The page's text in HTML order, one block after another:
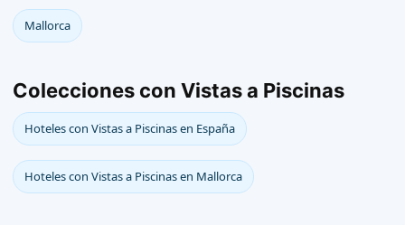
Mallorca
Colecciones con Vistas a Piscinas
Hoteles con Vistas a Piscinas en España
Hoteles con Vistas a Piscinas en Mallorca